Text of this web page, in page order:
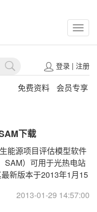
登录| 注册
免费资料 会员专享
下载
能源项目评估模型软件
SAM）可用于光热电站
新版本于2013年1月15
2013-01-29 14:57:00